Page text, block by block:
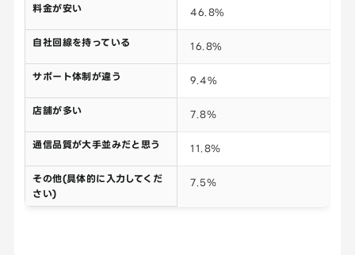
料金が安い 46.8%
自社回線を持っている 16.8%
サポート体制が違う 9.4%
店舗が多い 7.8％
通信品質が大手並みだと思う 11.8％
その他(具体的に入力してくだ
さい)
7.5％